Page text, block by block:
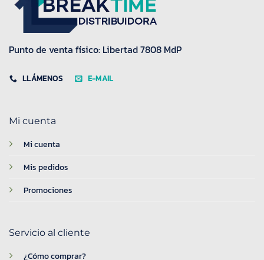
Punto de venta físico: Libertad 7808 MdP
LLÁMENOS E-MAIL
Mi cuenta
Mi cuenta
Mis pedidos
Promociones
Servicio al cliente
¿Cómo comprar?